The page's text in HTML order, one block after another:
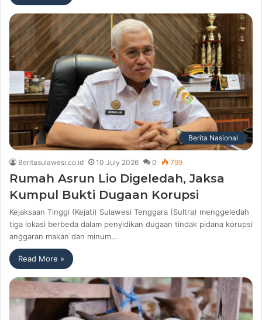
Berita Nasional
Beritasulawesi.co.id 10 July 2026 0 799
Rumah Asrun Lio Digeledah, Jaksa
Kumpul Bukti Dugaan Korupsi
Kejaksaan Tinggi (Kejati) Sulawesi Tenggara (Sultra) menggeledah
tiga lokasi berbeda dalam penyidikan dugaan tindak pidana korupsi
anggaran makan dan minum…
Read More »